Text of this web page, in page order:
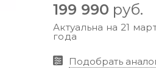
199 990 руб.
Актуальна на 21
года
Подобрать